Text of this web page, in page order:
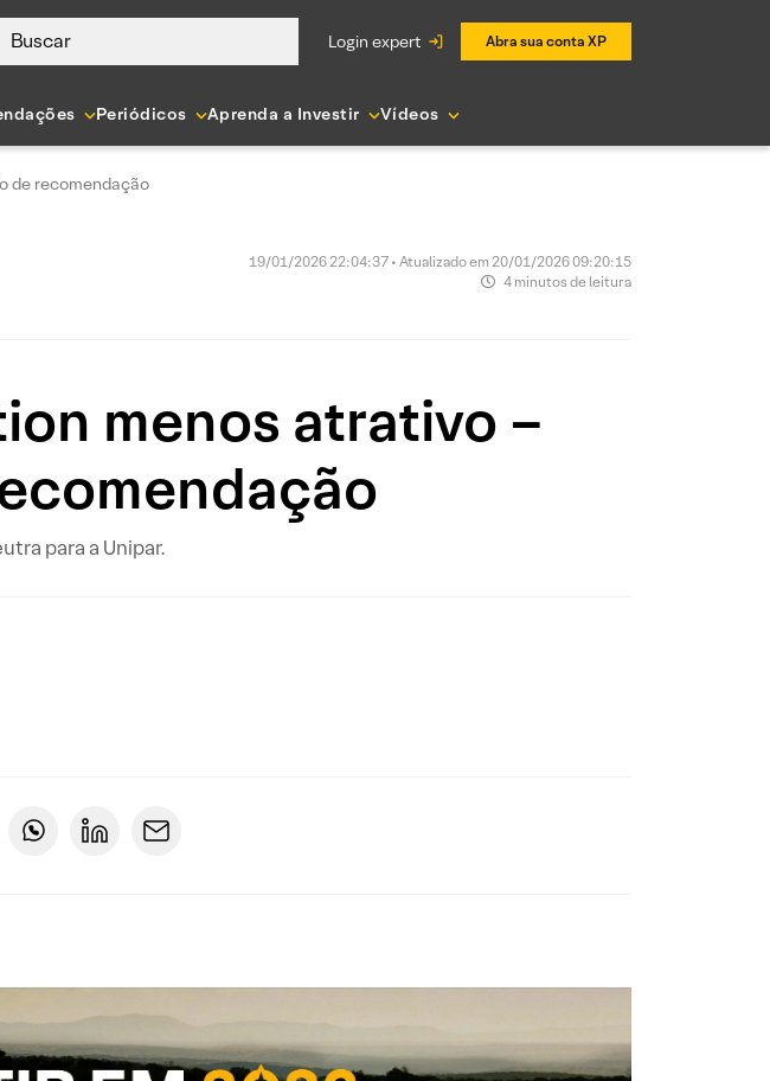
Buscar login expert Abra sua conta XP
Periódicos Aprenda a Investir Vídeos
de recomendação
19/01/2026 22:04:37 • Atualizado em 20/01/2026 09:20:15
4 minutos de leitura
menos atrativo –
para a Unipar.